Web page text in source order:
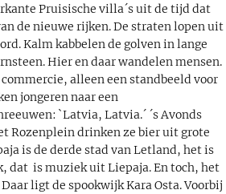
Pruisische villa´s uit de tijd dat
de nieuwe rijken. De straten lopen uit
Kalm kabbelen de golven in lange
Hier en daar wandelen mensen.
alleen een standbeeld voor
jongeren naar een
`Latvia, Latvia.´ ´s Avonds
Rozenplein drinken ze bier uit grote
is de derde stad van Letland, het is
dat is muziek uit Liepaja. En toch, het
ligt de spookwijk Kara Osta. Voorbij